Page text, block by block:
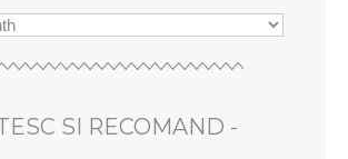
SI RECOMAND -